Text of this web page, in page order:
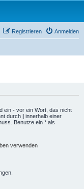
Anmelden
Registrieren
ein - vor ein Wort, das nicht
durch | innerhalb einer
Benutze ein * als
verwenden